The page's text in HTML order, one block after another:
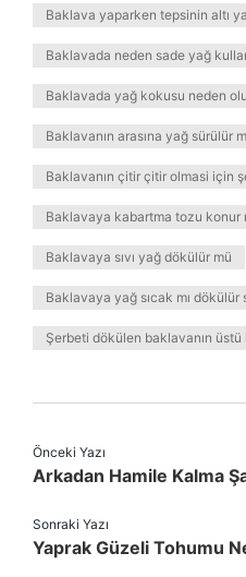
Baklava yaparken tepsinin altı
Baklavada neden sade yağ
Baklavada yağ kokusu neden
Baklavanın arasına yağ sürülür
Baklavanın çitir çitir olmasi için
Baklavaya kabartma tozu konur
Baklavaya sıvı yağ dökülür mü
Baklavaya yağ sıcak mı dökülür
Şerbeti dökülen baklavanın üstü
Önceki Yazı
Arkadan Hamile Kalma
Sonraki Yazı
Yaprak Güzeli Tohumu